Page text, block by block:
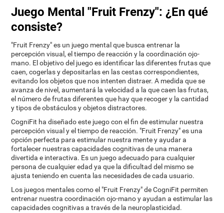
Juego Mental "Fruit Frenzy": ¿En qué
consiste?
"Fruit Frenzy" es un juego mental que busca entrenar la
percepción visual, el tiempo de reacción y la coordinación ojo-
mano. El objetivo del juego es identificar las diferentes frutas que
caen, cogerlas y depositarlas en las cestas correspondientes,
evitando los objetos que nos intenten distraer. A medida que se
avanza de nivel, aumentará la velocidad a la que caen las frutas,
el número de frutas diferentes que hay que recoger y la cantidad
y tipos de obstáculos y objetos distractores.
CogniFit ha diseñado este juego con el fin de estimular nuestra
percepción visual y el tiempo de reacción. "Fruit Frenzy" es una
opción perfecta para estimular nuestra mente y ayudar a
fortalecer nuestras capacidades cognitivas de una manera
divertida e interactiva. Es un juego adecuado para cualquier
persona de cualquier edad ya que la dificultad del mismo se
ajusta teniendo en cuenta las necesidades de cada usuario.
Los juegos mentales como el "Fruit Frenzy" de CogniFit permiten
entrenar nuestra coordinación ojo-mano y ayudan a estimular las
capacidades cognitivas a través de la neuroplasticidad.